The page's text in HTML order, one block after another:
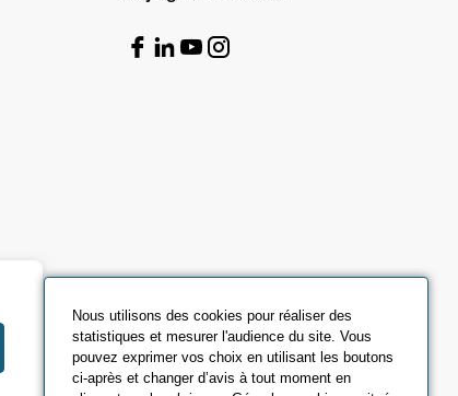
Nous utilisons des cookies pour réaliser des
statistiques et mesurer l'audience du site. Vous
pouvez exprimer vos choix en utilisant les boutons
ci-après et changer d’avis à tout moment en